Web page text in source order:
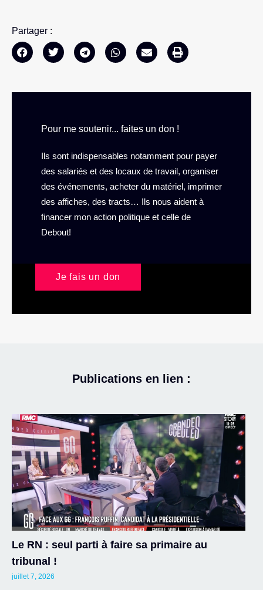
Partager :
Pour me soutenir... faites un don !
Ils sont indispensables notamment pour payer
des salariés et des locaux de travail, organiser
des événements, acheter du matériel, imprimer
des affiches, des tracts… Ils nous aident à
financer mon action politique et celle de
Debout!
Je fais un don
Publications en lien :
Le RN : seul parti à faire sa primaire au
tribunal !
juillet 7, 2026